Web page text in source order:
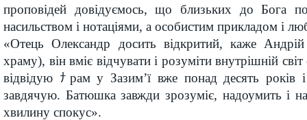
проповідей довідуємось, що близьких до Бога
насильством і нотаціями, а особистим прикладом і
«Отець Олександр досить відкритий, каже
храму), він вміє відчувати і розуміти внутрішній
відвідую ﾅрам у Зазим’ї вже понад десять
завдячую. Батюшка завжди зрозуміє, надоумить і
хвилину спокус».